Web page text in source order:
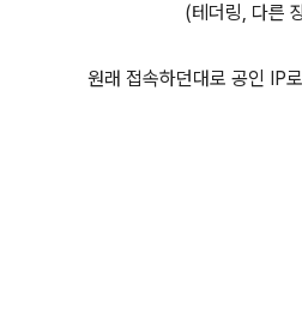
(테더링, 다른
원래 접속하던대로 공인 IP